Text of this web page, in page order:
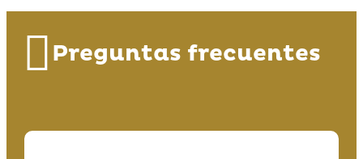
Preguntas frecuentes